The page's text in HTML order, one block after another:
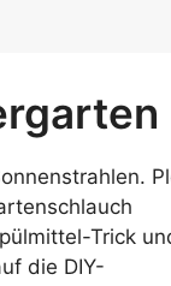
Trick
die DIY-